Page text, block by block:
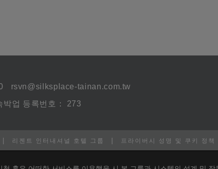
rsvn@silksplace-tainan.com.tw
박업 등록번호： 273
리젠트 인터내셔널 호텔 그룹 프라이버시 성명 및 쿠키 정책